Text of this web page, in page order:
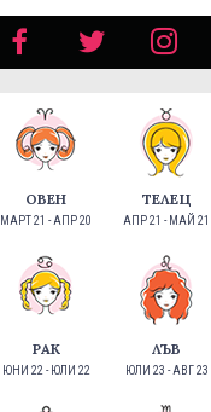
ОВЕН
МАРТ 21 - АПР 20
ТЕЛЕЦ
АПР 21 - МАЙ 21
РАК
ЮНИ 22 - ЮЛИ 22
ЛЪВ
ЮЛИ 23 - АВГ 23